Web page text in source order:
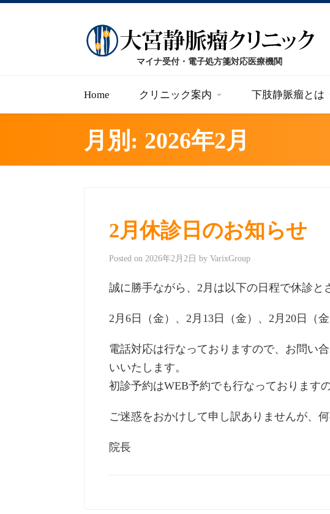
Home クリニック案内 下肢静脈瘤とは
月別: 2026年2月
2月休診日のお知らせ
Posted on 2026年2月2日 by VarixGroup
誠に勝手ながら、2月は以下の日程で休診と
2月6日（金）、2月13日（金）、2月20日（金
電話対応は行なっておりますので、お問い
いいたします。
初診予約はWEB予約でも行なっております
ご迷惑をおかけして申し訳ありませんが、
院長